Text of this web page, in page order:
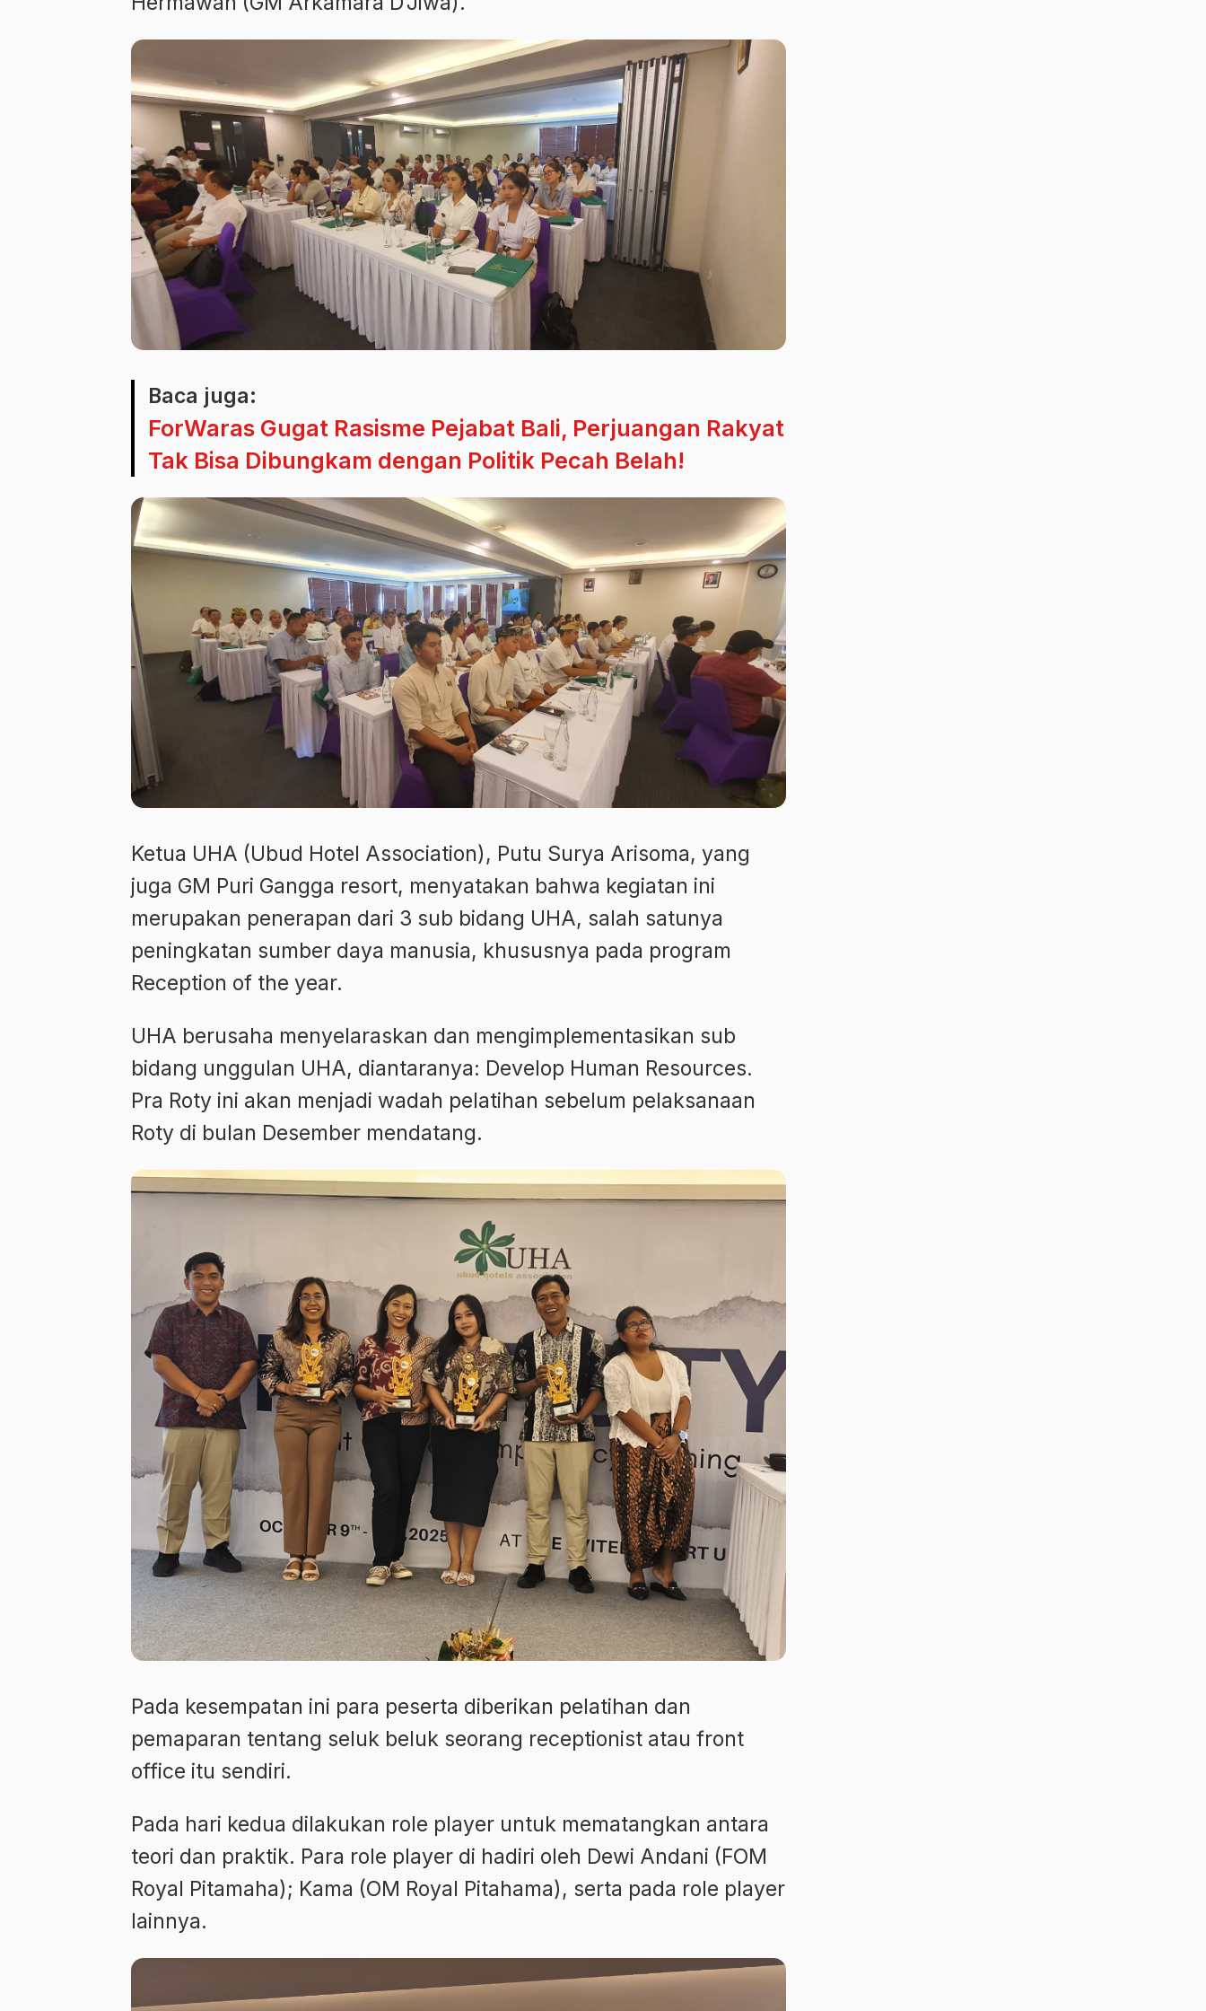
Baca juga:
ForWaras Gugat Rasisme Pejabat Bali, Perjuangan Rakyat
Tak Bisa Dibungkam dengan Politik Pecah Belah!
Ketua UHA (Ubud Hotel Association), Putu Surya Arisoma, yang
juga GM Puri Gangga resort, menyatakan bahwa kegiatan ini
merupakan penerapan dari 3 sub bidang UHA, salah satunya
peningkatan sumber daya manusia, khususnya pada program
Reception of the year.
UHA berusaha menyelaraskan dan mengimplementasikan sub
bidang unggulan UHA, diantaranya: Develop Human Resources.
Pra Roty ini akan menjadi wadah pelatihan sebelum pelaksanaan
Roty di bulan Desember mendatang.
Pada kesempatan ini para peserta diberikan pelatihan dan
pemaparan tentang seluk beluk seorang receptionist atau front
office itu sendiri.
Pada hari kedua dilakukan role player untuk mematangkan antara
teori dan praktik. Para role player di hadiri oleh Dewi Andani (FOM
Royal Pitamaha); Kama (OM Royal Pitahama), serta pada role player
lainnya.